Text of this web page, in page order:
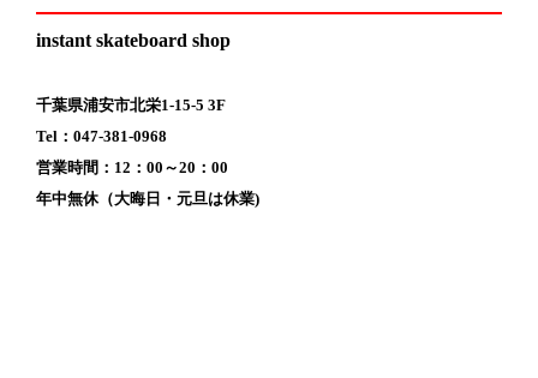
instant skateboard shop
千葉県浦安市北栄1-15-5 3F
Tel：047-381-0968
営業時間：12：00～20：00
年中無休（大晦日・元旦は休業)